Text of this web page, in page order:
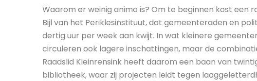
Waarom er weinig animo is? Om te beginnen kost een
Bijl van het Periklesinstituut, dat gemeenteraden en
dertig uur per week aan kwijt. In wat kleinere
circuleren ook lagere inschattingen, maar de
Raadslid Kleinrensink heeft daarom een baan van
bibliotheek, waar zij projecten leidt tegen